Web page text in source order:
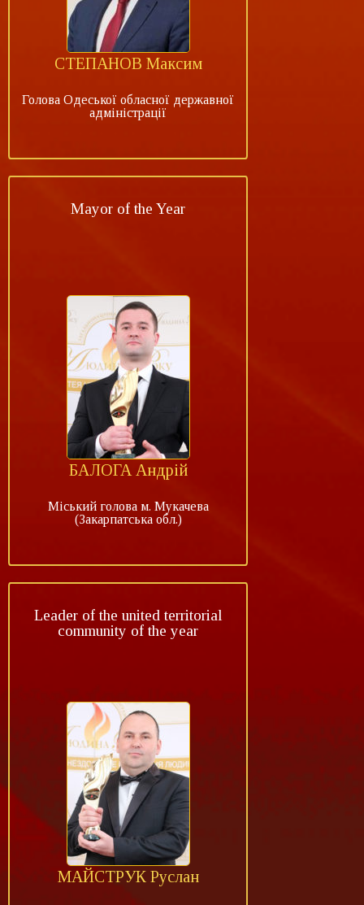
СТЕПАНОВ Максим
Голова Одеської обласної державної
адміністрації
Mayor of the Year
БАЛОГА Андрій
Міський голова м. Мукачева
(Закарпатська обл.)
Leader of the united territorial
community of the year
МАЙСТРУК Руслан